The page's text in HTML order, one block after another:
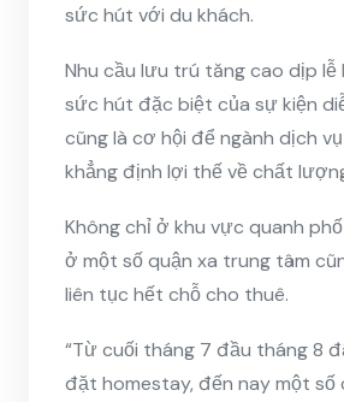
sức hút với du khách.
Nhu cầu lưu trú tăng cao dịp lễ
sức hút đặc biệt của sự kiện
cũng là cơ hội để ngành dịch
khẳng định lợi thế về chất
Không chỉ ở khu vực quanh
ở một số quận xa trung tâm
liên tục hết chỗ cho thuê.
“Từ cuối tháng 7 đầu tháng 8
đặt homestay, đến nay một số